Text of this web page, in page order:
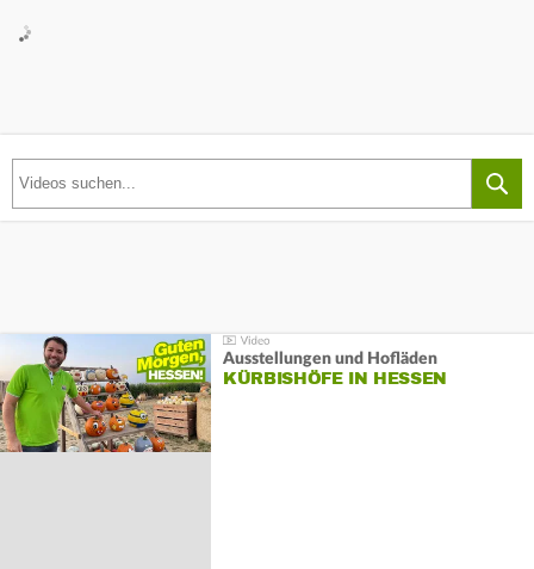
Ausstellungen und Hofläden
KÜRBISHÖFE IN HESSEN